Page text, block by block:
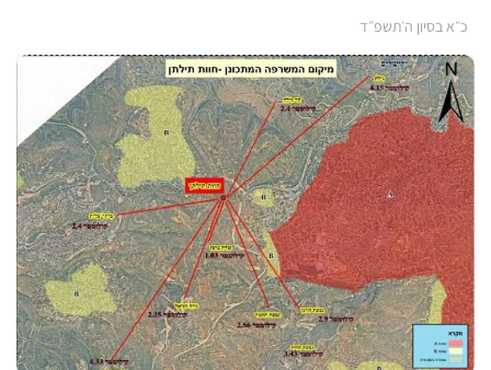
כ״א בסיון ה׳תשפ״ד